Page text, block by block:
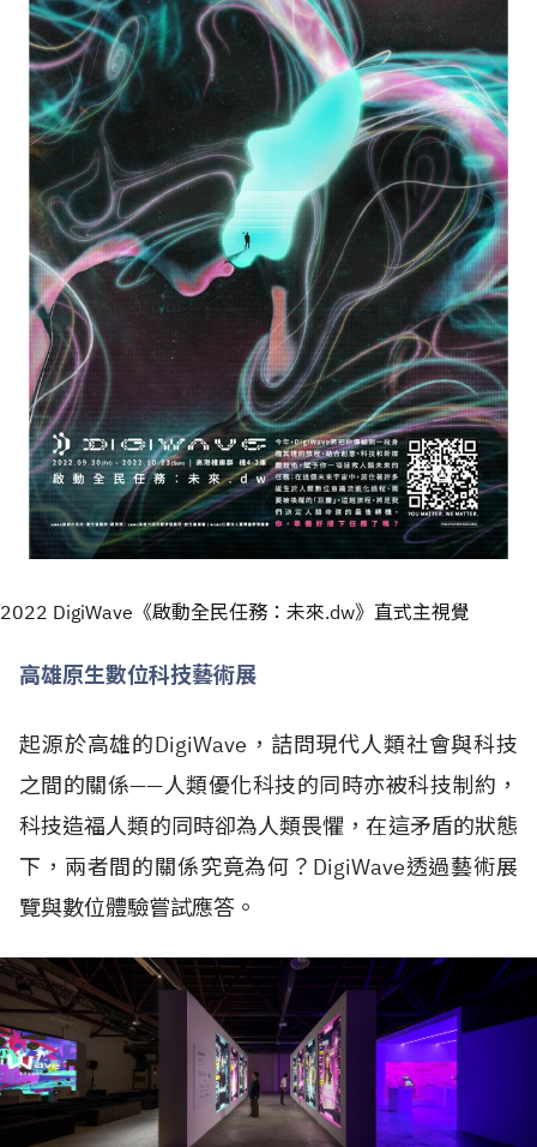
2022 DigiWave《啟動全民任務：未來.dw》直式主視覺
高雄原生數位科技藝術展
起源於高雄的DigiWave，詰問現代人類社會與科技
之間的關係——人類優化科技的同時亦被科技制約，
科技造福人類的同時卻為人類畏懼，在這矛盾的狀態
下，兩者間的關係究竟為何？DigiWave透過藝術展
覽與數位體驗嘗試應答。